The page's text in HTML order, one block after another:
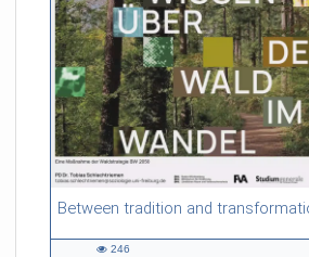
54:13 duration
246